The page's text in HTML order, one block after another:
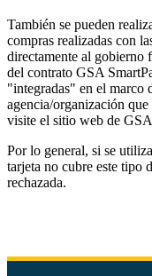
También se pueden
compras realizadas con
directamente al gobierno
del contrato GSA
"integradas" en el marco
agencia/organización
visite el sitio web de
Por lo general, si se
tarjeta no cubre este tipo
rechazada.